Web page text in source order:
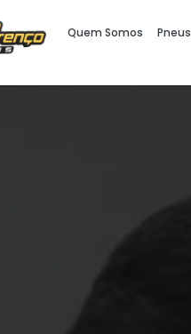
Quem Somos Pneus